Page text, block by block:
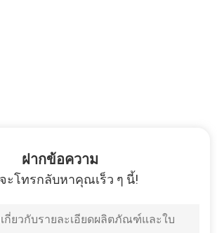
ฝากข้อความ
จะโทรกลับหาคุณเร็ว ๆ นี้!